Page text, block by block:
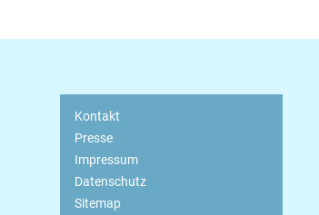
Kontakt
Presse
Impressum
Datenschutz
Sitemap